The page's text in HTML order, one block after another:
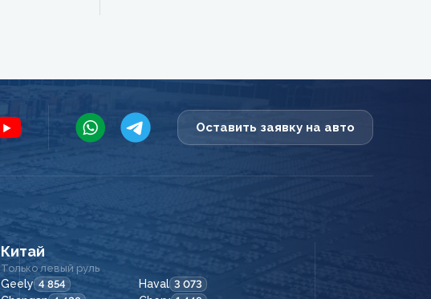
Оставить заявку на авто
Китай
Только левый руль
Geely 4 854 Haval 3 073